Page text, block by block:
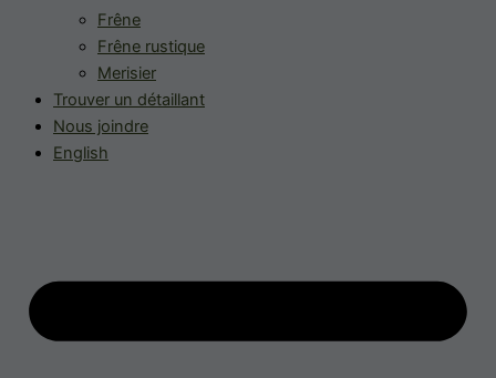
Frêne
Frêne rustique
Merisier
Trouver un détaillant
Nous joindre
English